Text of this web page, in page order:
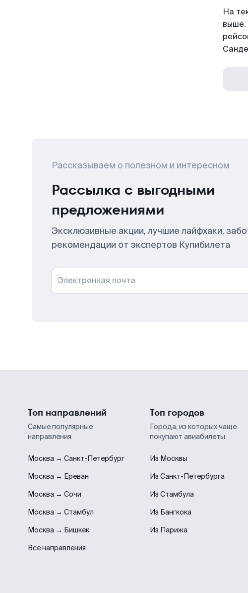
На
выше.
Рассказываем о полезном и интересном
Рассылка с выгодными
предложениями
Эксклюзивные акции, лучшие лайфхаки,
рекомендации от экспертов Купибилета
Электронная почта
Топ направлений
Самые популярные
направления
Москва → Санкт-Петербург
Москва → Ереван
Москва → Сочи
Москва → Стамбул
Москва → Бишкек
Все направления
Топ городов
Города, из которых чаще
покупают авиабилеты
Из Москвы
Из Санкт-Петербурга
Из Стамбула
Из Бангкока
Из Парижа